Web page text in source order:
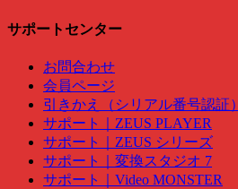
サポートセンター
お問合わせ
会員ページ
引きかえ（シリアル番号認証）
サポート｜ZEUS PLAYER
サポート｜ZEUS シリーズ
サポート｜変換スタジオ 7
サポート｜Video MONSTER